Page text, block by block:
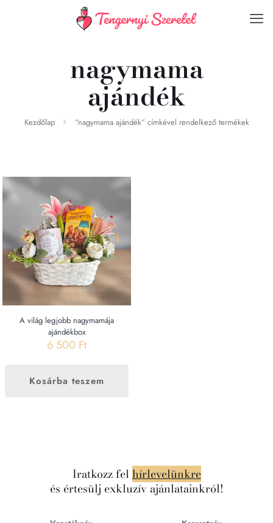
nagymama
ajándék
Kezdőlap “nagymama ajándék” címkével rendelkező termékek
A világ legjobb nagymamája
ajándékbox
6 500 Ft
Kosárba teszem
Iratkozz felhírlevelünkre
és értesülj exkluzív ajánlatainkról!